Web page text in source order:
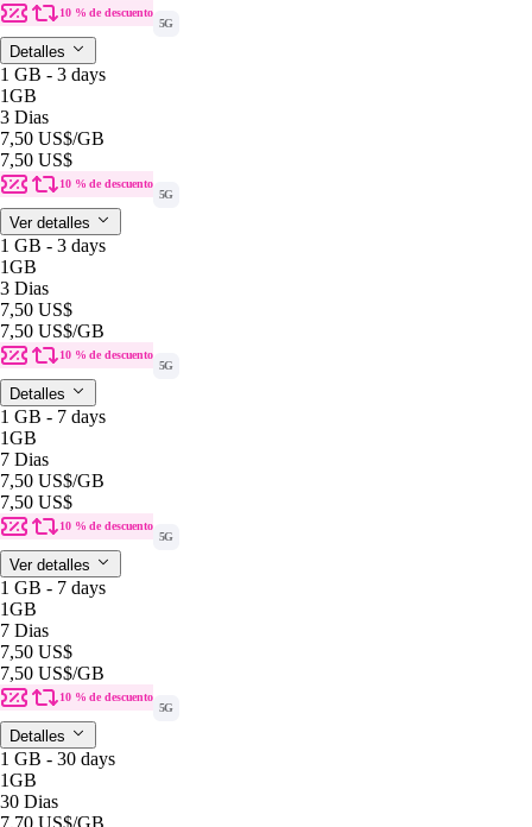
10 % de descuento
5G
Detalles
1 GB - 3 days
1GB
3 Dias
7,50 US$/GB
7,50 US$
10 % de descuento
5G
Ver detalles
1 GB - 3 days
1GB
3 Dias
7,50 US$
7,50 US$/GB
10 % de descuento
5G
Detalles
1 GB - 7 days
1GB
7 Dias
7,50 US$/GB
7,50 US$
10 % de descuento
5G
Ver detalles
1 GB - 7 days
1GB
7 Dias
7,50 US$
7,50 US$/GB
10 % de descuento
5G
Detalles
1 GB - 30 days
1GB
30 Dias
7,70 US$/GB